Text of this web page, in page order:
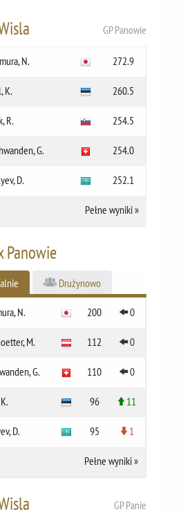
GP Panowie
N. 272.9
K. 260.5
R. 254.5
G. 254.0
D. 252.1
Pełne wyniki»
Panowie
Drużynowo
N. 200 0
M. 112 0
G. 110 0
96 11
D. 95 1
Pełne wyniki»
GP Panie